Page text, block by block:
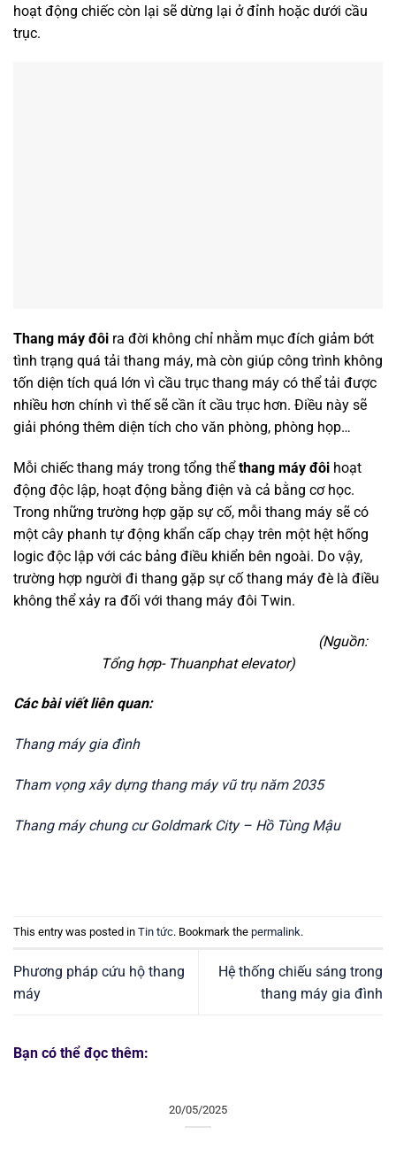
hoạt động chiếc còn lại sẽ dừng lại ở đỉnh hoặc dưới cầu
trục.
Thang máy đôi ra đời không chỉ nhằm mục đích giảm bớt
tình trạng quá tải thang máy, mà còn giúp công trình không
tốn diện tích quá lớn vì cầu trục thang máy có thể tải được
nhiều hơn chính vì thế sẽ cần ít cầu trục hơn. Điều này sẽ
giải phóng thêm diện tích cho văn phòng, phòng họp…
Mỗi chiếc thang máy trong tổng thểthang máy đôi hoạt
động độc lập, hoạt động bằng điện và cả bằng cơ học.
Trong những trường hợp gặp sự cố, mỗi thang máy sẽ có
một cây phanh tự động khẩn cấp chạy trên một hệt hống
logic độc lập với các bảng điều khiển bên ngoài. Do vậy,
trường hợp người đi thang gặp sự cố thang máy đè là điều
không thể xảy ra đối với thang máy đôi Twin.
(Nguồn:
Tổng hợp- Thuanphat elevator)
Các bài viết liên quan:
Thang máy gia đình
Tham vọng xây dựng thang máy vũ trụ năm 2035
Thang máy chung cư Goldmark City – Hồ Tùng Mậu
This entry was posted in Tin tức. Bookmark the permalink.
Phương pháp cứu hộ thang
máy
Hệ thống chiếu sáng trong
thang máy gia đình
Bạn có thể đọc thêm:
20/05/2025